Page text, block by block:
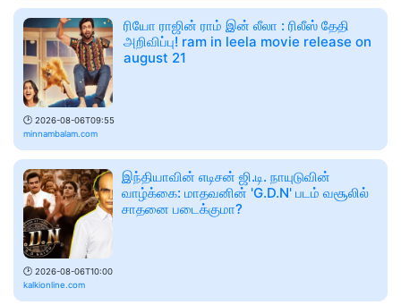
🕑 2026-08-06T09:55
minnambalam.com
ரியோ ராஜின் ராம் இன் லீலா : ரிலீஸ் தேதி
அறிவிப்பு! ram in leela movie release on
august 21
🕑 2026-08-06T10:00
kalkionline.com
இந்தியாவின் எடிசன் ஜி.டி. நாயுடுவின்
வாழ்க்கை: மாதவனின் 'G.D.N' படம் வசூலில்
சாதனை படைக்குமா?